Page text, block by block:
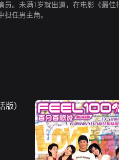
员。未满1岁就出道，在电影《最
担任男主角。